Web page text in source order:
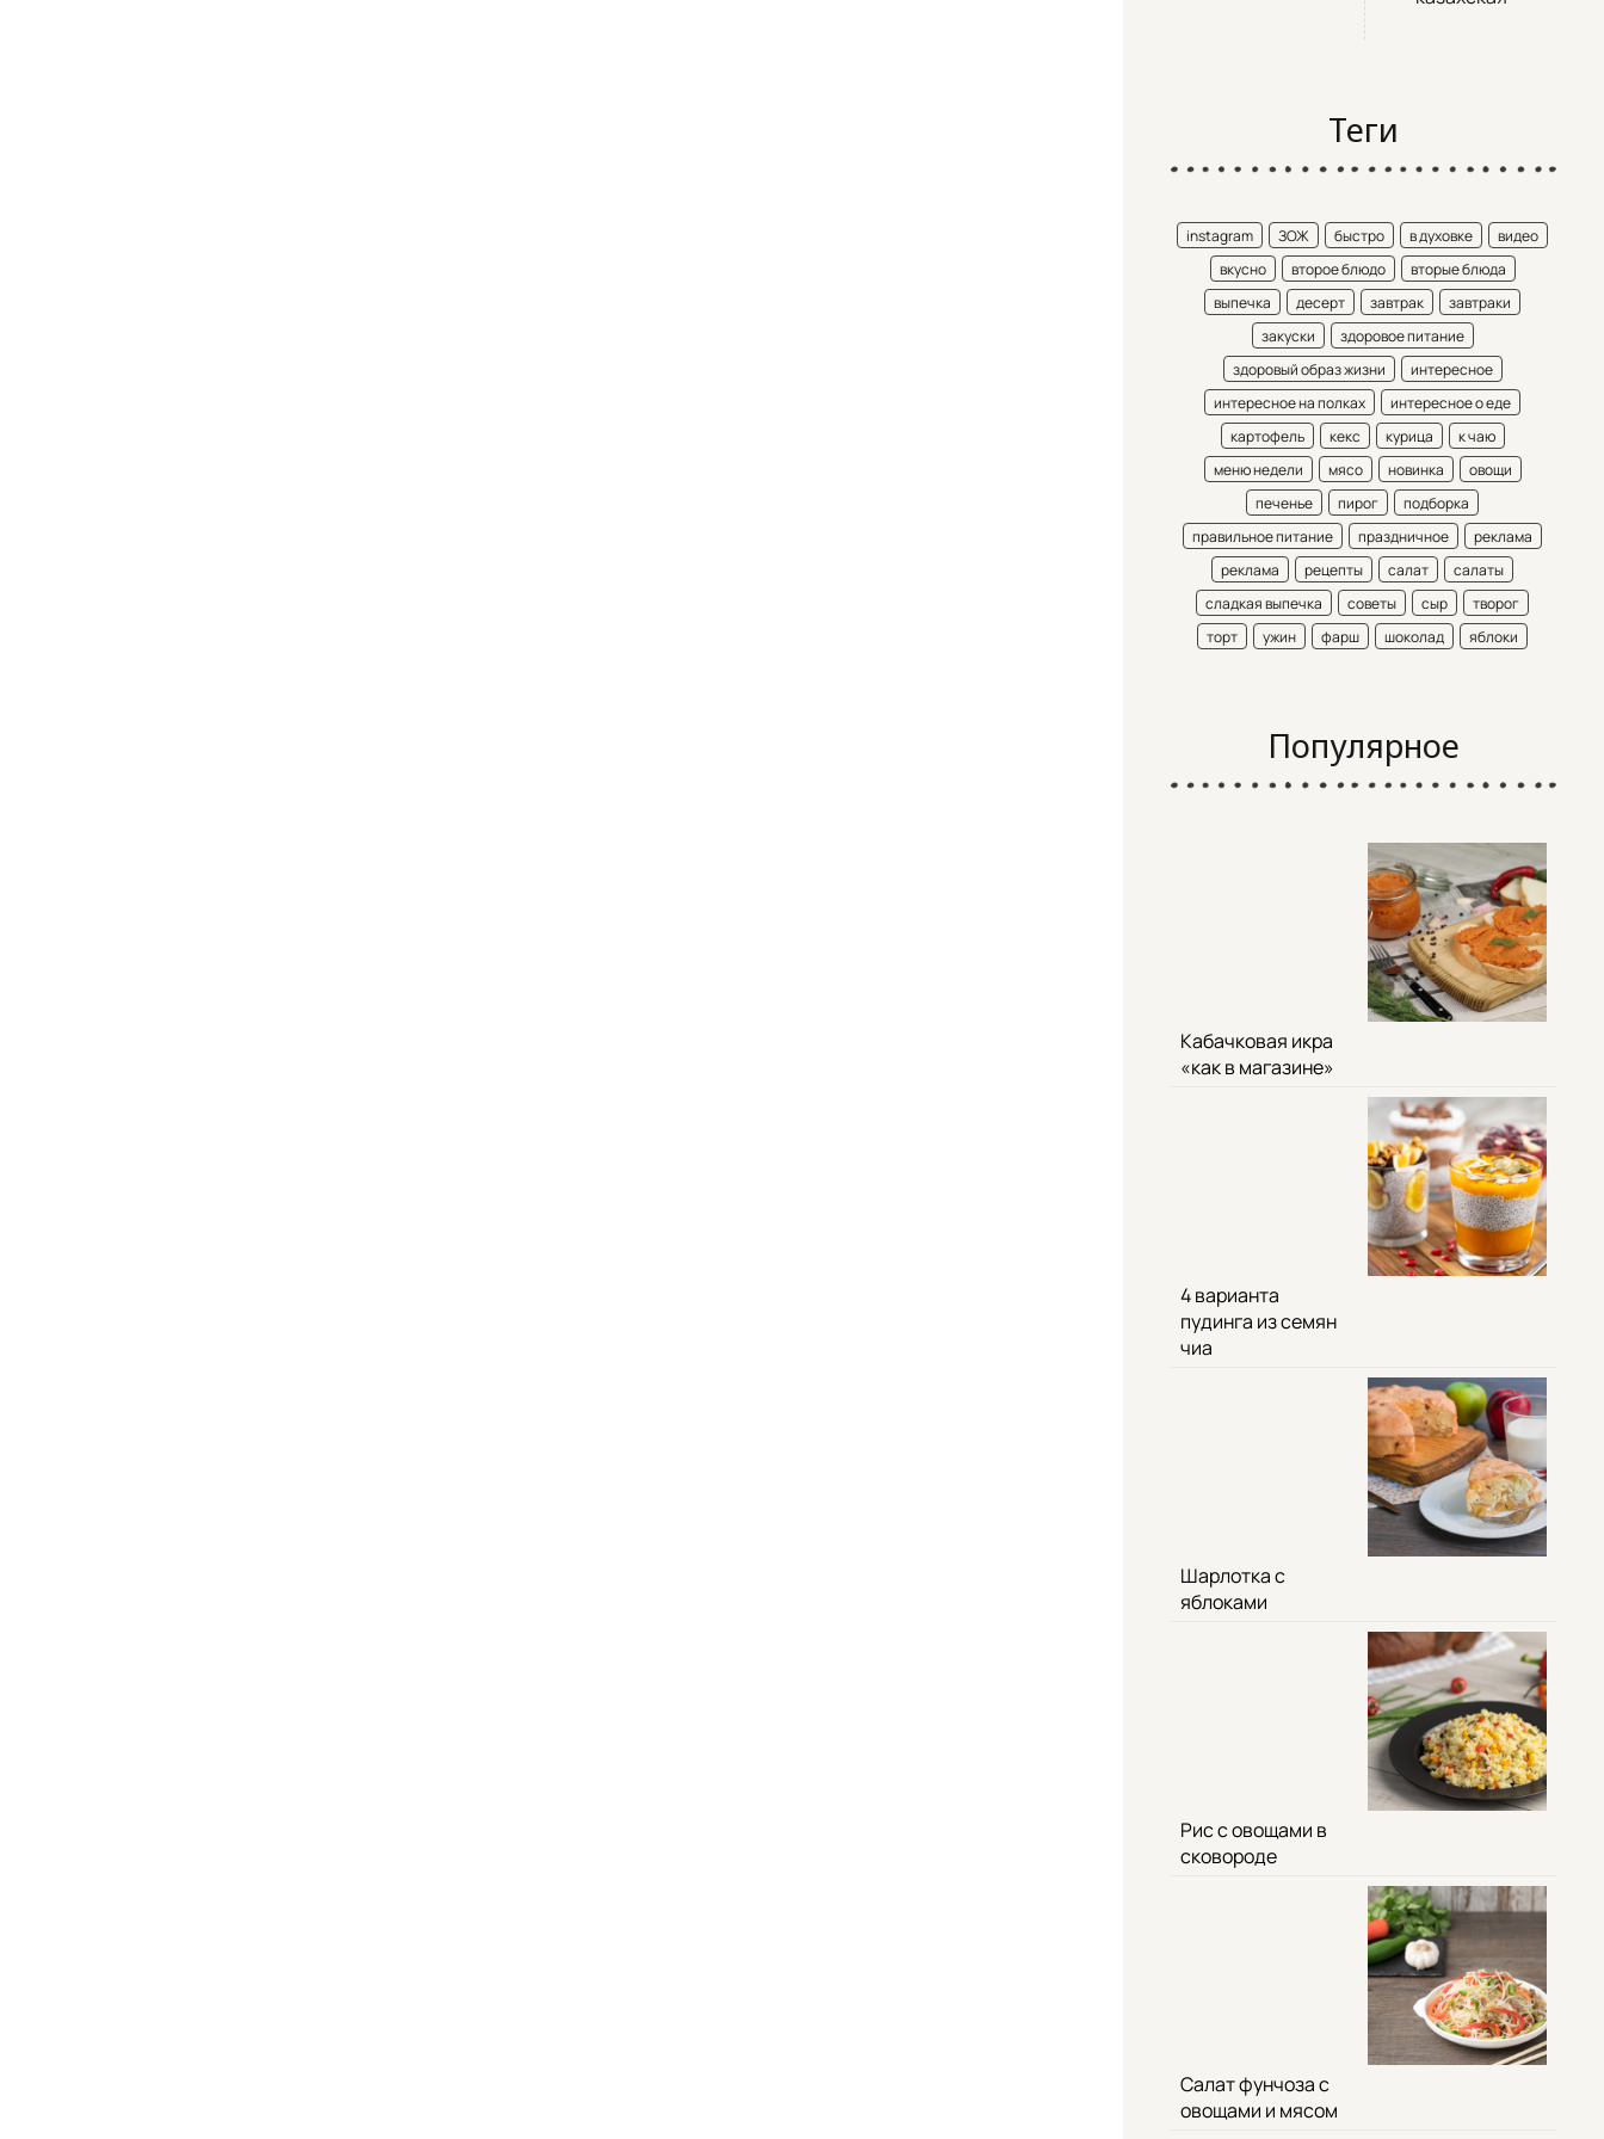
Теги
instagram ЗОЖ быстро в духовке
видео
вкусно
второе блюдо
вторые блюда
выпечка
десерт завтрак
завтраки
закуски
здоровое питание
здоровый образ жизни
интересное
интересное на полках
интересное о еде
картофель
кекс курица
к чаю
меню недели
мясо новинка
овощи
печенье
пирог
подборка
правильное питание
праздничное
реклама
реклама
рецепты салат
салаты
сладкая выпечка
советы сыр
творог
торт
ужин фарш шоколад яблоки
Популярное
Кабачковая икра
«как в магазине»
4 варианта
пудинга из семян
чиа
Шарлотка с
яблоками
Рис с овощами в
сковороде
Салат фунчоза с
овощами и мясом